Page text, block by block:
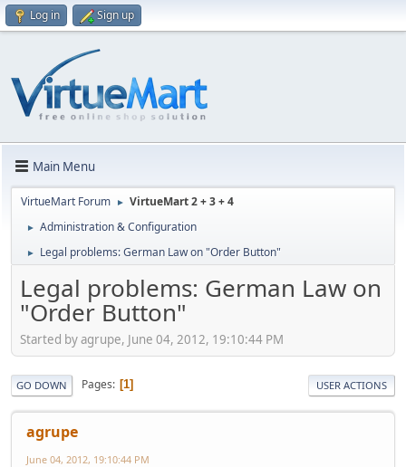
Log in Sign up
Main Menu
VirtueMart Forum ► VirtueMart 2 + 3 + 4
► Administration & Configuration
► Legal problems: German Law on "Order Button"
Legal problems: German Law on
"Order Button"
Started by agrupe, June 04, 2012, 19:10:44 PM
GO DOWN Pages 1 USER ACTIONS
agrupe
June 04, 2012, 19:10:44 PM